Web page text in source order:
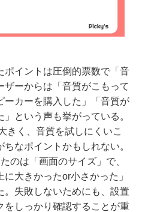
ポイントは圧倒的票数で「音
ザーからは「音質がこもって
ーカーを購入した」「音質が
という声も挙がっている。
きく、音質を試しにくいこ
なポイントかもしれない。
のは「画面のサイズ」で、
に大きかったor小さかった」
。失敗しないためにも、設置
をしっかり確認することが重